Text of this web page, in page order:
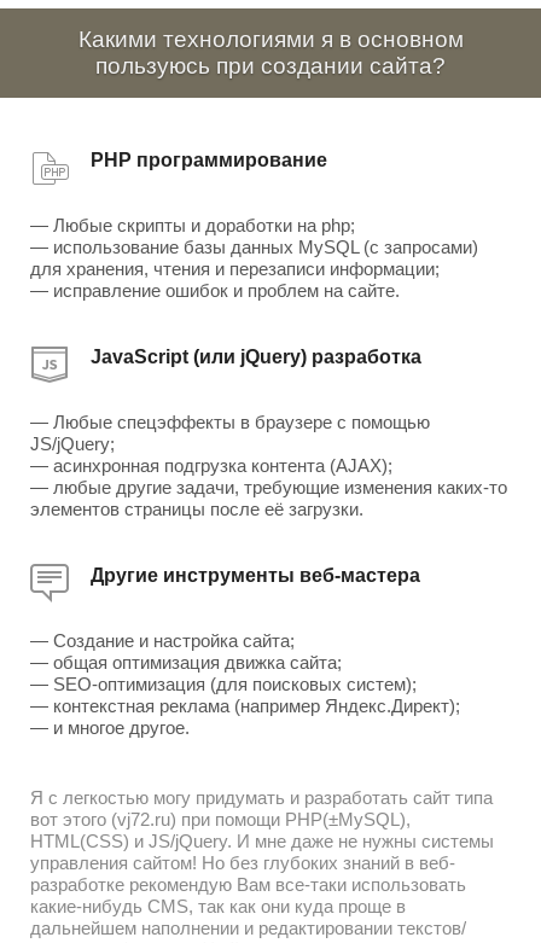
Какими технологиями я в основном
пользуюсь при создании сайта?
PHP программирование
— Любые скрипты и доработки на php;
— использование базы данных MySQL (с запросами)
для хранения, чтения и перезаписи информации;
— исправление ошибок и проблем на сайте.
JavaScript (или jQuery) разработка
— Любые спецэффекты в браузере с помощью
JS/jQuery;
— асинхронная подгрузка контента (AJAX);
— любые другие задачи, требующие изменения каких-то
элементов страницы после её загрузки.
Другие инструменты веб-мастера
— Создание и настройка сайта;
— общая оптимизация движка сайта;
— SEO-оптимизация (для поисковых систем);
— контекстная реклама (например Яндекс.Директ);
— и многое другое.
Я с легкостью могу придумать и разработать сайт типа
вот этого (vj72.ru) при помощи PHP(±MySQL),
HTML(CSS) и JS/jQuery. И мне даже не нужны системы
управления сайтом! Но без глубоких знаний в веб-
разработке рекомендую Вам все-таки использовать
какие-нибудь CMS, так как они куда проще в
дальнейшем наполнении и редактировании текстов/